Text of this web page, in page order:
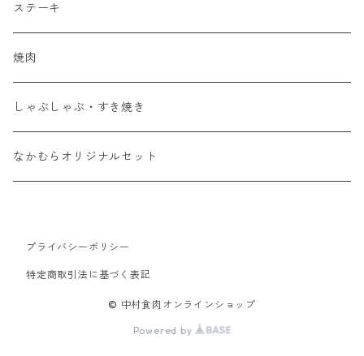
ステーキ
焼肉
しゃぶしゃぶ・すき焼き
なかむらオリジナルセット
プライバシーポリシー
特定商取引法に基づく表記
© 中村食肉オンラインショップ
Powered by